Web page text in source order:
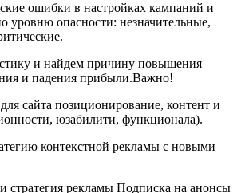
ошибки в настройках кампаний и
уровню опасности: незначительные,
и найдем причину повышения
и падения прибыли.Важно!
сайта позиционирование, контент и
юзабилити, функционала).
контекстной рекламы с новыми
стратегия рекламы Подписка на анонсы